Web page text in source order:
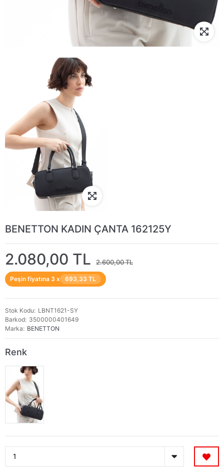
BENETTON KADIN ÇANTA 162125Y
2.080,00 TL 2.600,00 TL
Peşin fiyatına 3 x 693,33 TL
Stok Kodu
LBNT1621-SY
Barkod 3500000401649
Marka
BENETTON
Renk